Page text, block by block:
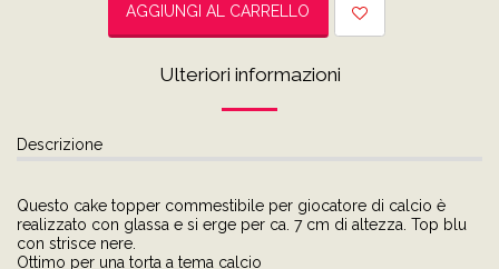
AGGIUNGI AL CARRELLO
Ulteriori informazioni
Descrizione
Questo cake topper commestibile per giocatore di calcio è
realizzato con glassa e si erge per ca. 7 cm di altezza. Top blu
con strisce nere.
Ottimo per una torta a tema calcio